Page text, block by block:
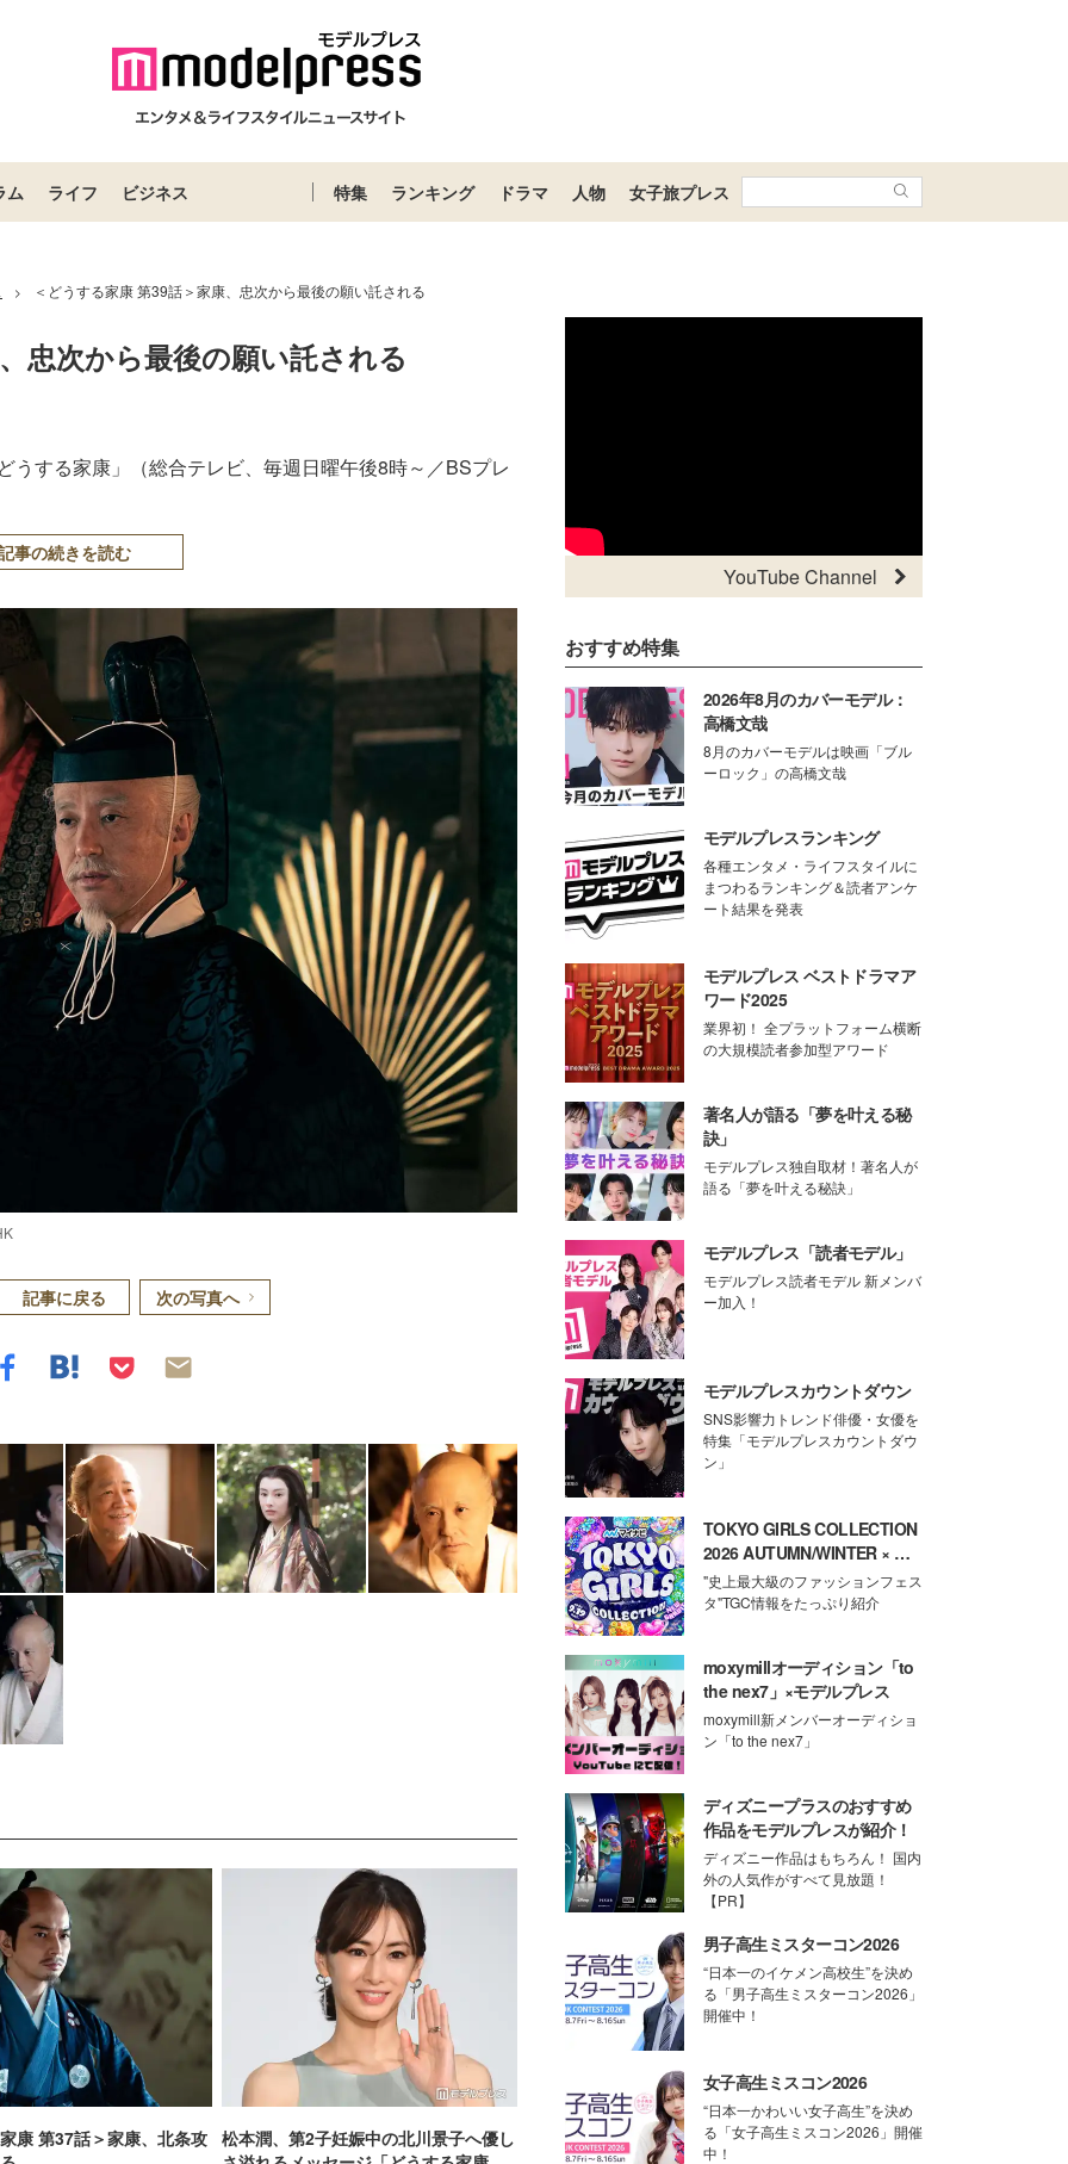
ム ライフ ビジネス 特集 ランキング ドラマ 人物 女子旅プレス
> ＜どうする家康 第39話＞家康、忠次から最後の願い託される
忠次から最後の願い託される
する家康」（総合テレビ、毎週日曜午後8時～／BSプレ
事の続きを読む
記事に戻る 次の写真へ
康 第37話＞家康、北条攻 松本潤、第2子妊娠中の北川景子へ優し
YouTube Channel
おすすめ特集
2026年8月のカバーモデル：
高橋文哉
8月のカバーモデルは映画「ブル
ーロック」の高橋文哉
モデルプレスランキング
各種エンタメ・ライフスタイルに
まつわるランキング＆読者アンケ
ート結果を発表
モデルプレス ベストドラマア
ワード2025
業界初！ 全プラットフォーム横断
の大規模読者参加型アワード
著名人が語る「夢を叶える秘
訣」
モデルプレス独自取材！著名人が
語る「夢を叶える秘訣」
モデルプレス「読者モデル」
モデルプレス読者モデル 新メンバ
ー加入！
モデルプレスカウントダウン
SNS影響力トレンド俳優・女優を
特集「モデルプレスカウントダウ
ン」
TOKYO GIRLS COLLECTION
2026 AUTUMN/WINTER × モ
デルプレス
"史上最大級のファッションフェス
タ"TGC情報をたっぷり紹介
moxymillオーディション「to
the nex7」×モデルプレス
moxymill新メンバーオーディショ
ン「to the nex7」
ディズニープラスのおすすめ
作品をモデルプレスが紹介！
ディズニー作品はもちろん！ 国内
外の人気作がすべて見放題！
【PR】
男子高生ミスターコン2026
“日本一のイケメン高校生”を決め
る「男子高生ミスターコン2026」
開催中！
女子高生ミスコン2026
“日本一かわいい女子高生”を決め
る「女子高生ミスコン2026」開催
中！